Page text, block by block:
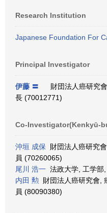
Research Institution
Japanese Foundation For
Principal Investigator
伊藤 〓
財団法人癌研究
長 (70012771)
Co-Investigator(Kenkyū-
沖垣 成保 財団法人癌研究
員 (70260065)
尾川 浩一 法政大学, 工学部
内田 勲 財団法人癌研究會,
員 (80090380)